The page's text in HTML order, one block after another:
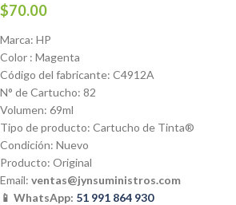
$70.00
Marca: HP
Color : Magenta
Código del fabricante: C4912A
N° de Cartucho: 82
Volumen: 69ml
Tipo de producto: Cartucho de Tinta®
Condición: Nuevo
Producto: Original
Email: ventas@jynsuministros.com
📱 WhatsApp: 51 991 864 930